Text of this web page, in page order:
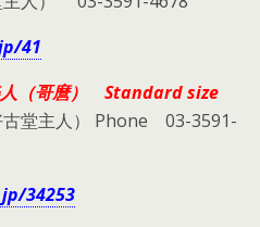
41
人（哥麿） Standard size
古堂主人） Phone 03-3591-
34253